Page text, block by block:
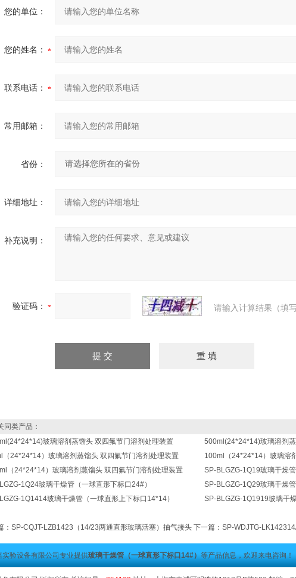
您的单位：
您的姓名：
联系电话：
常用邮箱：
省份：
详细地址：
补充说明：
验证码： 请输入计算结果（填
类产品：
玻璃溶剂蒸馏头 双四氟节门溶剂处理装置
500ml(24*24*14)玻璃溶剂
（24*24*14）玻璃溶剂蒸馏头 双四氟节门溶剂处理装置
100ml（24*24*14）玻璃溶
（24*24*14）玻璃溶剂蒸馏头 双四氟节门溶剂处理装置
SP-BLGZG-1Q19玻璃干燥
1Q24玻璃干燥管（一球直形下标口24#）
SP-BLGZG-1Q29玻璃干燥
1Q1414玻璃干燥管（一球直形上下标口14*14）
SP-BLGZG-1Q1919玻璃干
： SP-CQJT-LZB1423（14/23两通直形玻璃活塞）抽气接头 下一篇： SP-WDJTG-
实验设备有限公司专业提供玻璃干燥管（一球直形下标口14#） 等产品信息，欢迎来电咨询！